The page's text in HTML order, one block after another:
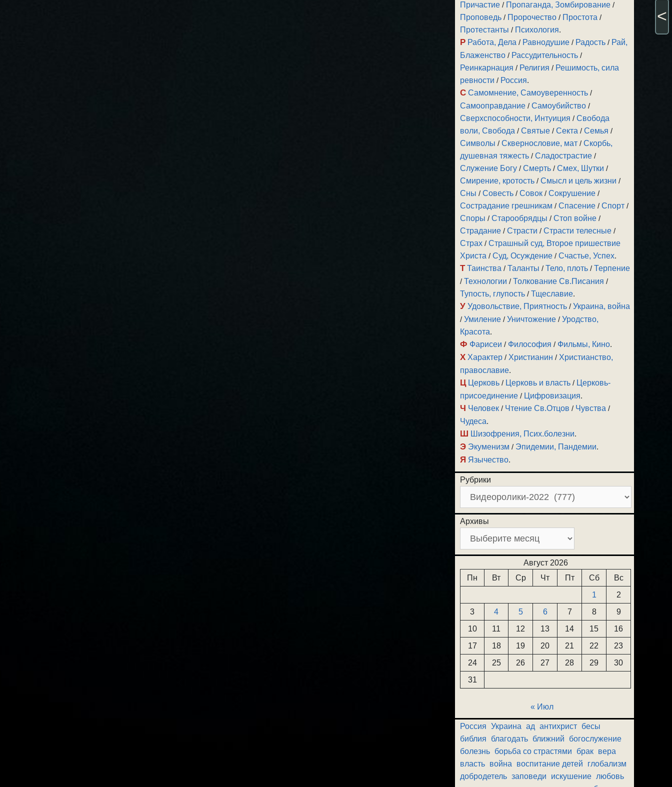
Причастие / Пропаганда, Зомбирование /
Проповедь / Пророчество / Простота /
Протестанты / Психология.
Р Работа, Дела / Равнодушие / Радость / Рай,
Блаженство / Рассудительность /
Реинкарнация / Религия / Решимость, сила
ревности / Россия.
С Самомнение, Самоуверенность /
Самооправдание /Самоубийство /
Сверхспособности, Интуиция /Свобода
воли, Свобода /Святые /Секта /Семья /
Символы /Сквернословие, мат /Скорбь,
душевная тяжесть /Сладострастие /
Служение Богу /Смерть /Смех, Шутки /
Смирение, кротость /Смысл и цель жизни /
Сны /Совесть /Совок /Сокрушение /
Сострадание грешникам /Спасение /Спорт /
Споры /Старообрядцы /Стоп войне /
Страдание /Страсти /Страсти телесные /
Страх /Страшный суд, Второе пришествие
Христа /Суд, Осуждение /Счастье, Успех.
Т Таинства /Таланты /Тело, плоть /Терпение
/Технологии /Толкование Св.Писания /
Тупость, глупость /Тщеславие.
У Удовольствие, Приятность /Украина, война
/Умиление /Уничтожение /Уродство,
Красота.
Ф Фарисеи / Философия / Фильмы, Кино.
Х Характер / Христианин / Христианство,
православие.
Ц Церковь / Церковь и власть / Церковь-
присоединение / Цифровизация.
Ч Человек / Чтение Св.Отцов / Чувства /
Чудеса.
Ш Шизофрения, Псих.болезни.
Э Экуменизм / Эпидемии, Пандемии.
Я Язычество.
Рубрики
Архивы
Август 2026
Пн
Вт Ср Чт Пт Сб
Вс
1
2
3
4 5 6 7 8
9
10
11 12 13 14 15
16
17
18 19 20 21 22
23
24
25 26 27 28 29
30
31
« Июл
Россия Украина ад антихрист бесы
библия
благодать ближний
богослужение
болезнь борьба со страстями брак вера
власть война воспитание детей
глобализм
добродетель заповеди искушение любовь
<